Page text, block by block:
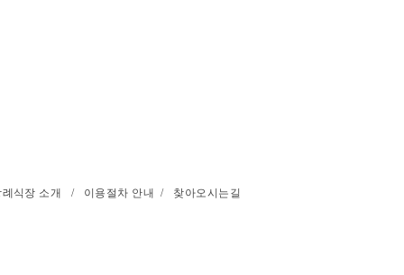
례식장 소개 / 이용절차 안내 / 찾아오시는길